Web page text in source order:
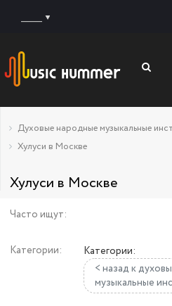
Духовые народные музыкальные
Хулуси в Москве
Хулуси в Москве
Часто ищут:
Категории:
Категории:
< назад к
музыкальные